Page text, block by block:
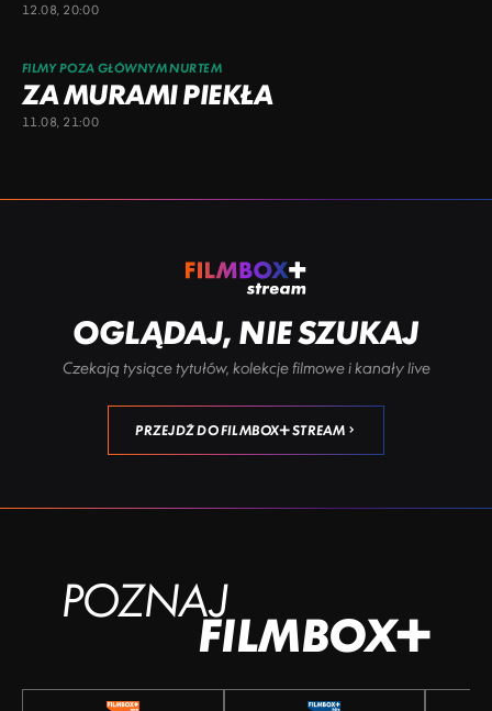
12.08, 20:00
FILMY POZA GŁÓWNYM NURTEM
ZA MURAMI PIEKŁA
11.08, 21:00
OGLĄDAJ, NIE SZUKAJ
Czekają tysiące tytułów, kolekcje filmowe i kanały live
PRZEJDŹ DO FILMBOX+ STREAM
POZNAJ
FILMBOX+